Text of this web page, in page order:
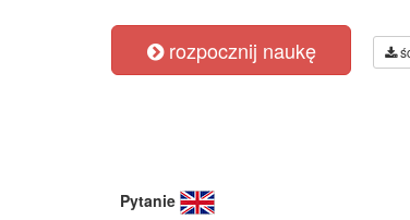
rozpocznij naukę
Pytanie